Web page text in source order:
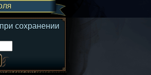
сохранении